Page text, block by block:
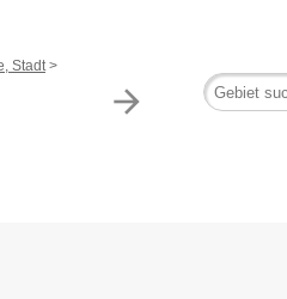
arrow_forward
Stadt